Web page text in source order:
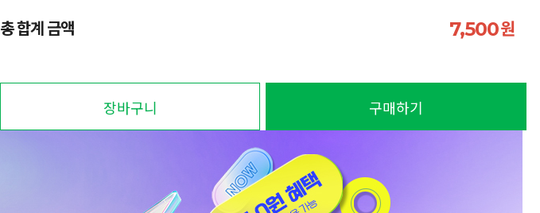
총 합계 금액 7,500원
장바구니 구매하기